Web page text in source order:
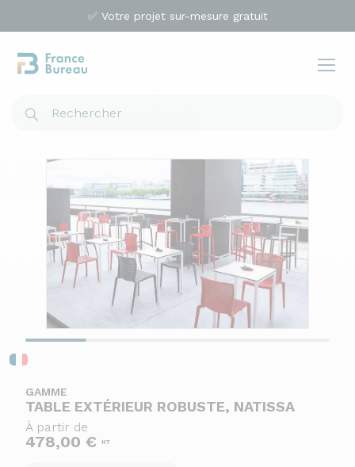
✅ Votre projet sur-mesure gratuit
GAMME
TABLE EXTÉRIEUR ROBUSTE, NATISSA
À partir de
478,00 € HT